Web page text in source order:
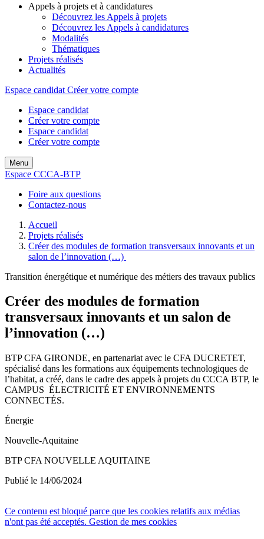
Appels à projets et à candidatures
Découvrez les Appels à projets
Découvrez les Appels à candidatures
Modalités
Thématiques
Projets réalisés
Actualités
Espace candidat Créer votre compte
Espace candidat
Créer votre compte
Espace candidat
Créer votre compte
Menu
Espace CCCA-BTP
Foire aux questions
Contactez-nous
Accueil
Projets réalisés
Créer des modules de formation transversaux innovants et un
salon de l’innovation (…)
Transition énergétique et numérique des métiers des travaux publics
Créer des modules de formation
transversaux innovants et un salon de
l’innovation (…)
BTP CFA GIRONDE, en partenariat avec le CFA DUCRETET,
spécialisé dans les formations aux équipements technologiques de
l’habitat, a créé, dans le cadre des appels à projets du CCCA BTP, le
CAMPUS ÉLECTRICITÉ ET ENVIRONNEMENTS
CONNECTÉS.
Énergie
Nouvelle-Aquitaine
BTP CFA NOUVELLE AQUITAINE
Publié le 14/06/2024
Ce contenu est bloqué parce que les cookies relatifs aux médias
n'ont pas été acceptés. Gestion de mes cookies